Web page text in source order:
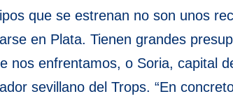
que se estrenan no son unos
en Plata. Tienen grandes
nos enfrentamos, o Soria, capital
sevillano del Trops. “En